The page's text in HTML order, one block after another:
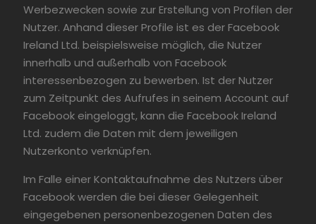
Werbezwecken sowie zur Erstellung von Profilen der
Nutzer. Anhand dieser Profile ist es der Facebook
Ireland Ltd. beispielsweise möglich, die Nutzer
innerhalb und außerhalb von Facebook
interessenbezogen zu bewerben. Ist der Nutzer
zum Zeitpunkt des Aufrufes in seinem Account auf
Facebook eingeloggt, kann die Facebook Ireland
Ltd. zudem die Daten mit dem jeweiligen
Nutzerkonto verknüpfen.
Im Falle einer Kontaktaufnahme des Nutzers über
Facebook werden die bei dieser Gelegenheit
eingegebenen personenbezogenen Daten des